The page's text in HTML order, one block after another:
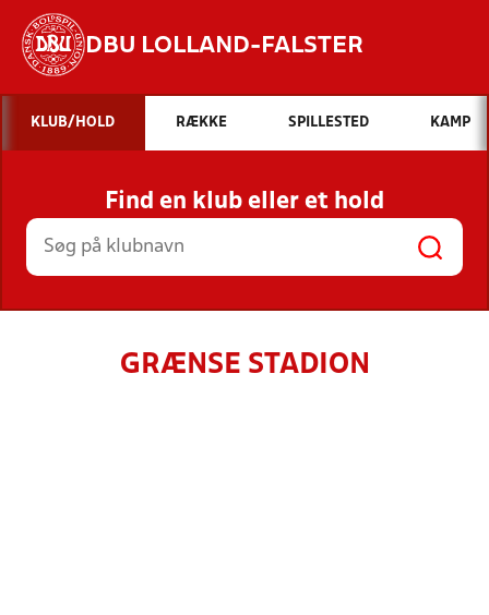
DBU LOLLAND-FALSTER
Hvad vil du søge efter?
INDHOLD OG NYHEDER
STILLINGER, RESULTATER, KLUBBER OG
HOLD
KLUB/HOLD RÆKKE SPILLESTED KAMP
Find en klub eller et hold
GRÆNSE STADION